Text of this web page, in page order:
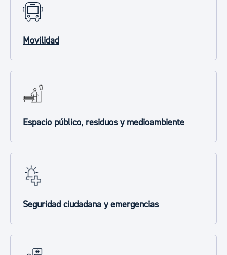
Movilidad
Espacio público, residuos y medioambiente
Seguridad ciudadana y emergencias